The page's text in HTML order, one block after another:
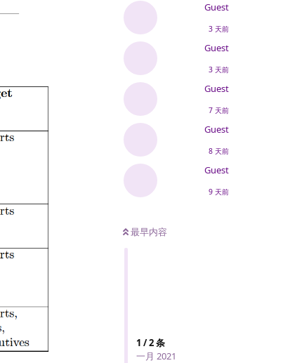
Guest
3 天前
Guest
3 天前
Guest
7 天前
Guest
8 天前
Guest
9 天前
最早内容
1 /2条
一月 2021